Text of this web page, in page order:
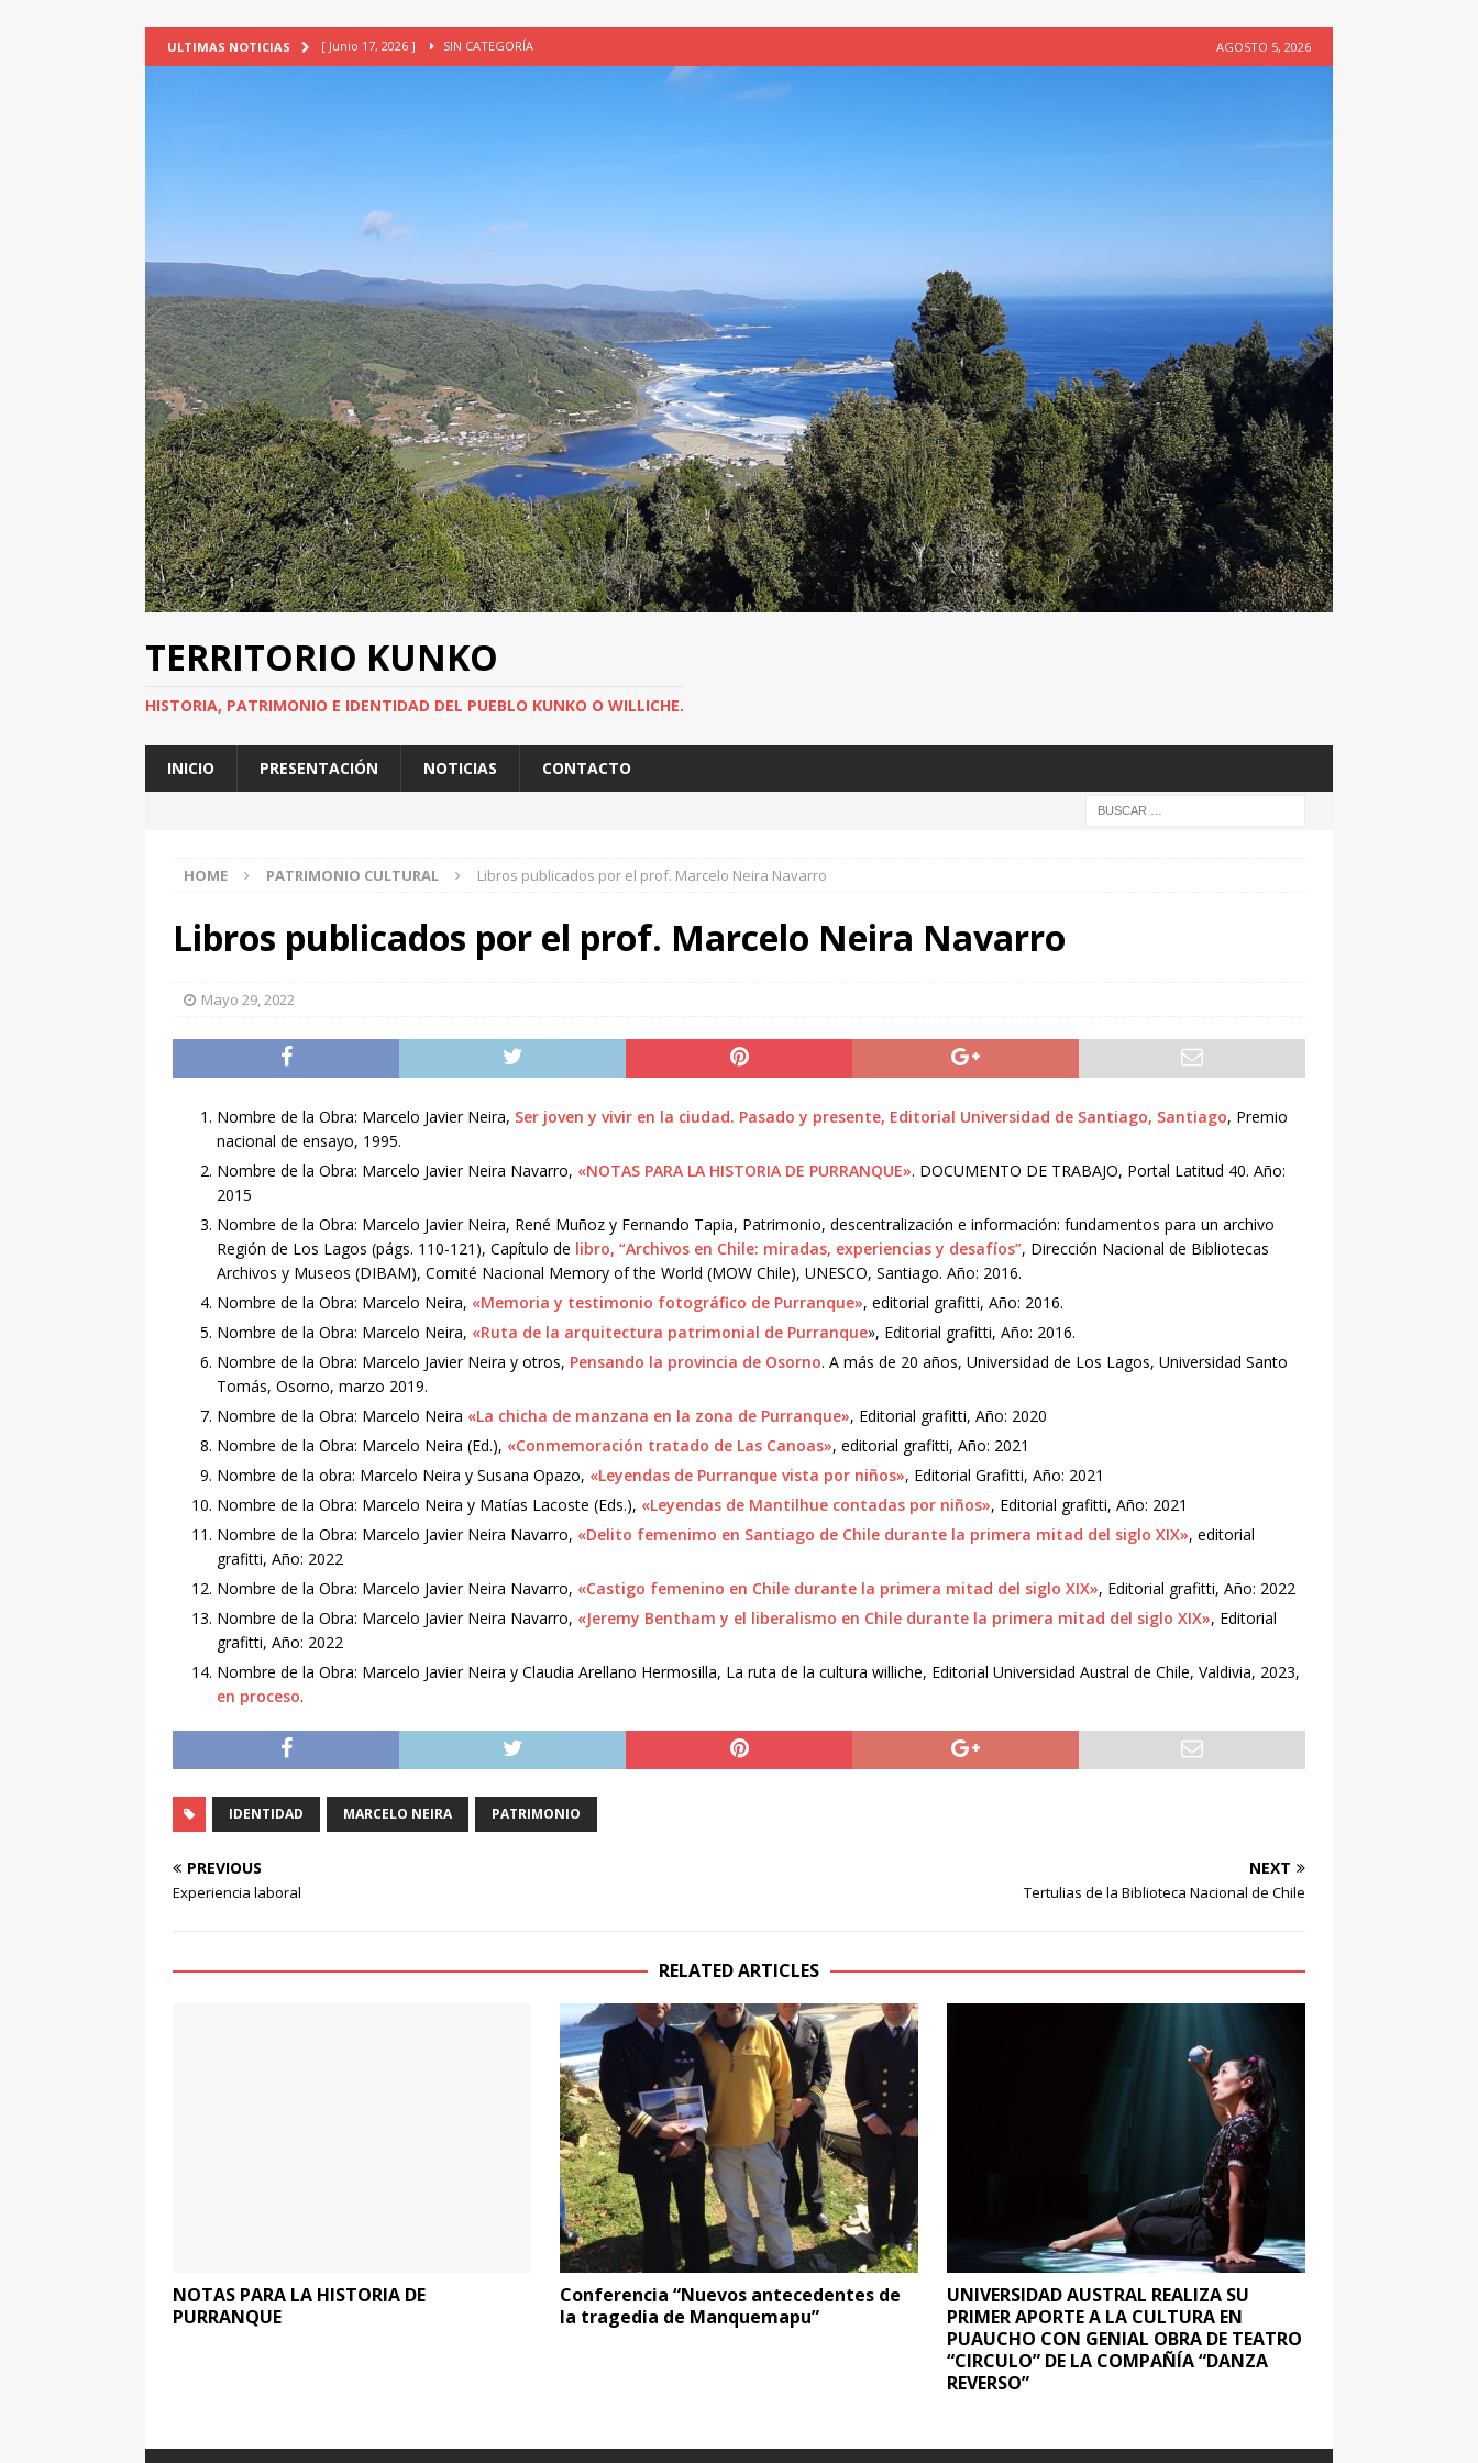
ULTIMAS NOTICIAS [ Junio 17, 2026 ] SIN CATEGORÍA
DEFENSA DE LA CHICHA DE MANZANA EN PUERTO VARAS PATRIMONIO CULTURAL
Lagos, Chile
[ Julio 23, 2026 ]
AGOSTO 5, 2026
TERRITORIO KUNKO
HISTORIA, PATRIMONIO E IDENTIDAD DEL PUEBLO KUNKO O WILLICHE.
INICIO PRESENTACIÓN NOTICIAS CONTACTO
HOME PATRIMONIO CULTURAL Libros publicados por el prof. Marcelo Neira Navarro
Libros publicados por el prof. Marcelo Neira Navarro
Mayo 29, 2022
Nombre de la Obra: Marcelo Javier Neira, Ser joven y vivir en la ciudad. Pasado y presente, Editorial Universidad de Santiago, Santiago, Premio
nacional de ensayo, 1995.
Nombre de la Obra: Marcelo Javier Neira Navarro, «NOTAS PARA LA HISTORIA DE PURRANQUE». DOCUMENTO DE TRABAJO, Portal Latitud 40. Año:
2015
Nombre de la Obra: Marcelo Javier Neira, René Muñoz y Fernando Tapia, Patrimonio, descentralización e información: fundamentos para un archivo
Región de Los Lagos (págs. 110-121), Capítulo de libro, “Archivos en Chile: miradas, experiencias y desafíos”, Dirección Nacional de Bibliotecas
Archivos y Museos (DIBAM), Comité Nacional Memory of the World (MOW Chile), UNESCO, Santiago. Año: 2016.
Nombre de la Obra: Marcelo Neira, «Memoria y testimonio fotográfico de Purranque», editorial grafitti, Año: 2016.
Nombre de la Obra: Marcelo Neira, «Ruta de la arquitectura patrimonial de Purranque», Editorial grafitti, Año: 2016.
Nombre de la Obra: Marcelo Javier Neira y otros, Pensando la provincia de Osorno. A más de 20 años, Universidad de Los Lagos, Universidad Santo
Tomás, Osorno, marzo 2019.
Nombre de la Obra: Marcelo Neira «La chicha de manzana en la zona de Purranque», Editorial grafitti, Año: 2020
Nombre de la Obra: Marcelo Neira (Ed.), «Conmemoración tratado de Las Canoas», editorial grafitti, Año: 2021
Nombre de la obra: Marcelo Neira y Susana Opazo, «Leyendas de Purranque vista por niños», Editorial Grafitti, Año: 2021
Nombre de la Obra: Marcelo Neira y Matías Lacoste (Eds.), «Leyendas de Mantilhue contadas por niños», Editorial grafitti, Año: 2021
Nombre de la Obra: Marcelo Javier Neira Navarro, «Delito femenimo en Santiago de Chile durante la primera mitad del siglo XIX», editorial
grafitti, Año: 2022
Nombre de la Obra: Marcelo Javier Neira Navarro, «Castigo femenino en Chile durante la primera mitad del siglo XIX», Editorial grafitti, Año: 2022
Nombre de la Obra: Marcelo Javier Neira Navarro, «Jeremy Bentham y el liberalismo en Chile durante la primera mitad del siglo XIX», Editorial
grafitti, Año: 2022
Nombre de la Obra: Marcelo Javier Neira y Claudia Arellano Hermosilla, La ruta de la cultura williche, Editorial Universidad Austral de Chile, Valdivia, 2023,
en proceso.
IDENTIDAD MARCELO NEIRA PATRIMONIO
PREVIOUS
Experiencia laboral
NEXT
Tertulias de la Biblioteca Nacional de Chile
RELATED ARTICLES
NOTAS PARA LA HISTORIA DE
PURRANQUE
Conferencia “Nuevos antecedentes de
la tragedia de Manquemapu”
UNIVERSIDAD AUSTRAL REALIZA SU
PRIMER APORTE A LA CULTURA EN
PUAUCHO CON GENIAL OBRA DE TEATRO
“CIRCULO” DE LA COMPAÑÍA “DANZA
REVERSO”